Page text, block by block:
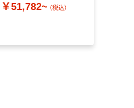
￥51,782~ （税込）